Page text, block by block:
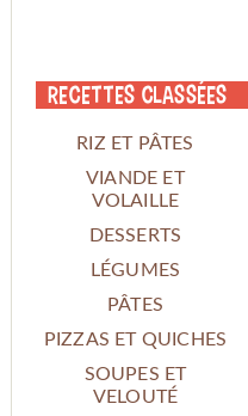
Recettes classées
RIZ ET PÂTES
VIANDE ET
VOLAILLE
DESSERTS
LÉGUMES
PÂTES
PIZZAS ET QUICHES
SOUPES ET
VELOUTÉ